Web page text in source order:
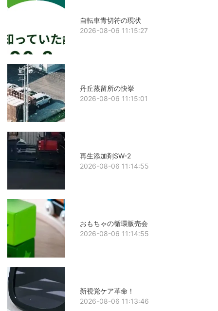
自転車青切符の現状
2026-08-06 11:15:27
丹丘蒸留所の快挙
2026-08-06 11:15:01
再生添加剤SW-2
2026-08-06 11:14:55
おもちゃの循環販売会
2026-08-06 11:14:55
新視覚ケア革命！
2026-08-06 11:13:46